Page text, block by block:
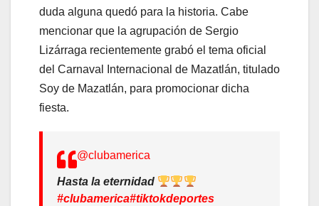
duda alguna quedó para la historia. Cabe
mencionar que la agrupación de Sergio
Lizárraga recientemente grabó el tema oficial
del Carnaval Internacional de Mazatlán, titulado
Soy de Mazatlán, para promocionar dicha
fiesta.
@clubamerica
Hasta la eternidad
#clubamerica#tiktokdeportes